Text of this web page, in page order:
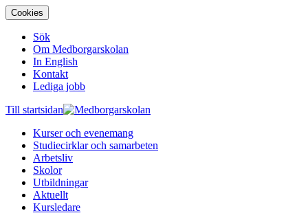
Cookies
Sök
Om Medborgarskolan
In English
Kontakt
Lediga jobb
Till startsidan
Kurser och evenemang
Studiecirklar och samarbeten
Arbetsliv
Skolor
Utbildningar
Aktuellt
Kursledare